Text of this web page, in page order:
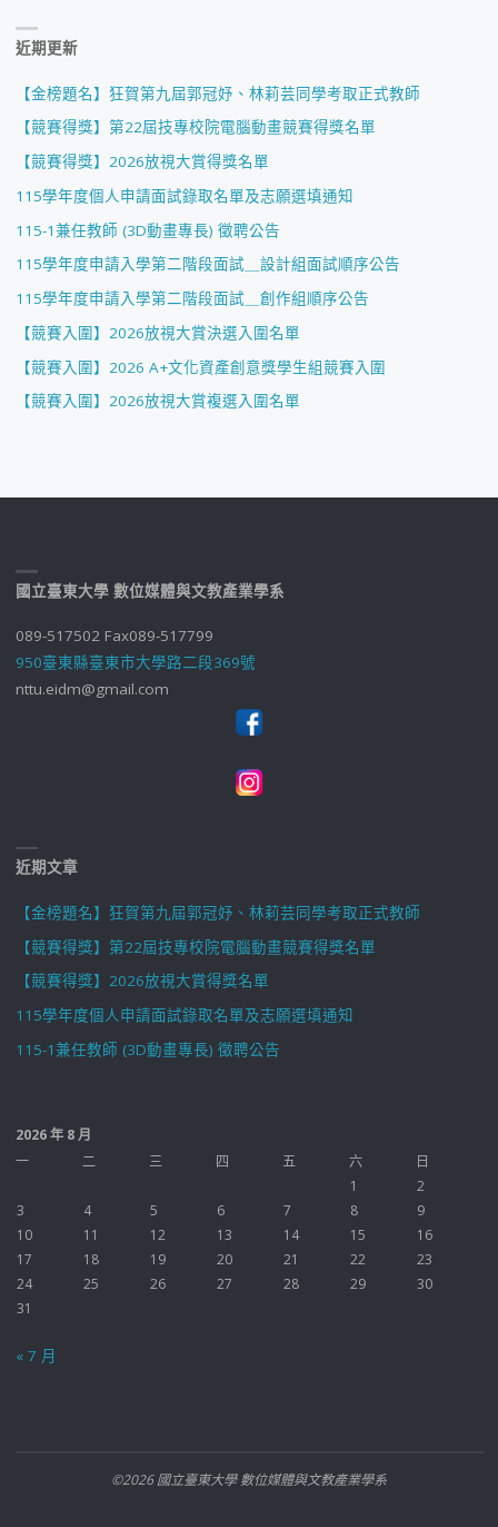
近期更新
【金榜題名】狂賀第九屆郭冠妤、林莉芸同學考取正式教師
【競賽得獎】第22屆技專校院電腦動畫競賽得獎名單
【競賽得獎】2026放視大賞得獎名單
115學年度個人申請面試錄取名單及志願選填通知
115-1兼任教師 (3D動畫專長) 徵聘公告
115學年度申請入學第二階段面試＿設計組面試順序公告
115學年度申請入學第二階段面試＿創作組順序公告
【競賽入圍】2026放視大賞決選入圍名單
【競賽入圍】2026 A+文化資產創意獎學生組競賽入圍
【競賽入圍】2026放視大賞複選入圍名單
國立臺東大學 數位媒體與文教產業學系
089-517502 Fax089-517799
950臺東縣臺東市大學路二段369號
nttu.eidm@gmail.com
近期文章
【金榜題名】狂賀第九屆郭冠妤、林莉芸同學考取正式教師
【競賽得獎】第22屆技專校院電腦動畫競賽得獎名單
【競賽得獎】2026放視大賞得獎名單
115學年度個人申請面試錄取名單及志願選填通知
115-1兼任教師 (3D動畫專長) 徵聘公告
2026 年 8 月
一
二 三 四 五 六
日
1
2
3
4 5 6 7 8
9
10
11 12 13 14 15
16
17
18 19 20 21 22
23
24
25 26 27 28 29
30
31
« 7 月
©2026 國立臺東大學 數位媒體與文教產業學系